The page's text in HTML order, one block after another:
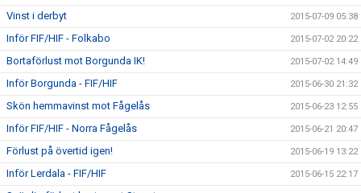
Vinst i derbyt 2015-07-09 05:38
Inför FIF/HIF - Folkabo 2015-07-02 20:22
Bortaförlust mot Borgunda IK! 2015-07-02 14:49
Inför Borgunda - FIF/HIF 2015-06-30 21:32
Skön hemmavinst mot Fågelås 2015-06-23 12:55
Inför FIF/HIF - Norra Fågelås 2015-06-21 20:47
Förlust på övertid igen! 2015-06-19 13:22
Inför Lerdala - FIF/HIF 2015-06-15 22:17